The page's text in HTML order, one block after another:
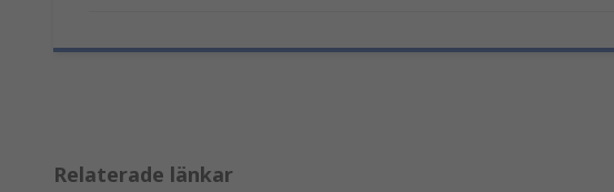
Relaterade länkar